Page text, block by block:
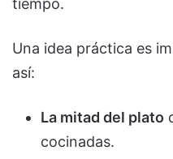
tiempo.
Una idea práctica es
así:
La mitad del plato
cocinadas.